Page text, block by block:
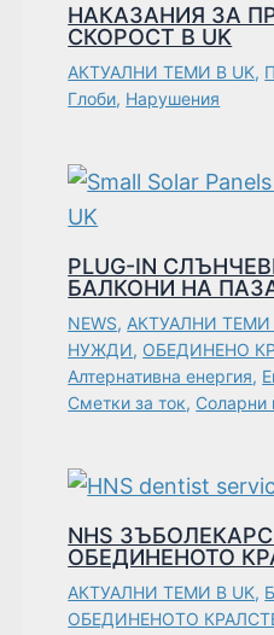
НАКАЗАНИЯ ЗА
СКОРОСТ В UK
АКТУАЛНИ ТЕМИ В UK,
Глоби, Нарушения
PLUG-IN
БАЛКОНИ НА
NEWS, АКТУАЛНИ ТЕМИ
НУЖДИ, ОБЕДИНЕНО
Алтернативна енергия,
Сметки за ток, Соларни
NHS
ОБЕДИНЕНОТО
АКТУАЛНИ ТЕМИ В UK,
ОБЕДИНЕНОТО